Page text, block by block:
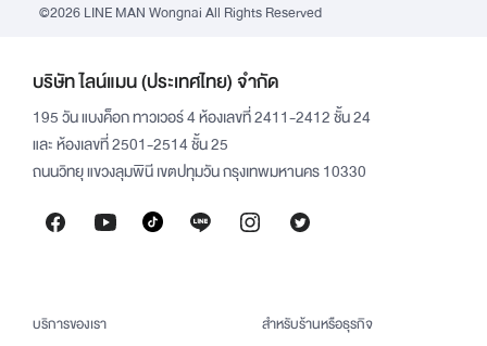
©2026 LINE MAN Wongnai All Rights Reserved
บริษัท ไลน์แมน (ประเทศไทย) จำกัด
195 วัน แบงค็อก ทาวเวอร์ 4 ห้องเลขที่ 2411-2412 ชั้น 24
และ ห้องเลขที่ 2501-2514 ชั้น 25
ถนนวิทยุ แขวงลุมพินี เขตปทุมวัน กรุงเทพมหานคร 10330
บริการของเรา
สำหรับร้านหรือธุรกิจ